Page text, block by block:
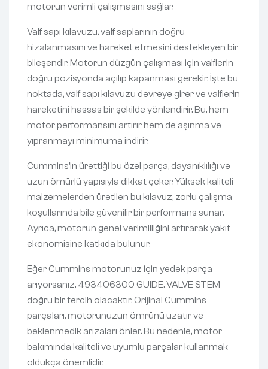
motorun verimli çalışmasını sağlar.
Valf sapı kılavuzu, valf saplarının doğru
hizalanmasını ve hareket etmesini destekleyen bir
bileşendir. Motorun düzgün çalışması için valflerin
doğru pozisyonda açılıp kapanması gerekir. İşte bu
noktada, valf sapı kılavuzu devreye girer ve valflerin
hareketini hassas bir şekilde yönlendirir. Bu, hem
motor performansını artırır hem de aşınma ve
yıpranmayı minimuma indirir.
Cummins’in ürettiği bu özel parça, dayanıklılığı ve
uzun ömürlü yapısıyla dikkat çeker. Yüksek kaliteli
malzemelerden üretilen bu kılavuz, zorlu çalışma
koşullarında bile güvenilir bir performans sunar.
Ayrıca, motorun genel verimliliğini artırarak yakıt
ekonomisine katkıda bulunur.
Eğer Cummins motorunuz için yedek parça
arıyorsanız, 493406300 GUIDE, VALVE STEM
doğru bir tercih olacaktır. Orijinal Cummins
parçaları, motorunuzun ömrünü uzatır ve
beklenmedik arızaları önler. Bu nedenle, motor
bakımında kaliteli ve uyumlu parçalar kullanmak
oldukça önemlidir.